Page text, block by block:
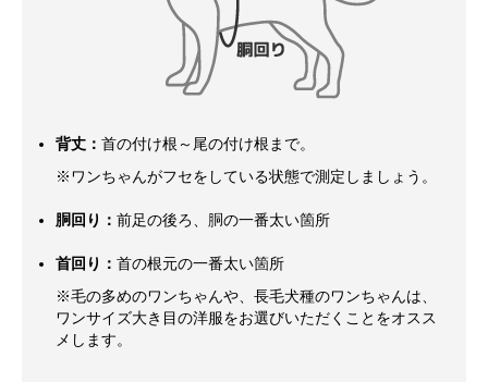
背丈： 首の付け根～尾の付け根まで。
※ワンちゃんがフセをしている状態で測定しましょう。
胴回り： 前足の後ろ、胴の一番太い箇所
首回り： 首の根元の一番太い箇所
※毛の多めのワンちゃんや、長毛犬種のワンちゃんは、
ワンサイズ大き目の洋服をお選びいただくことをオスス
メします。